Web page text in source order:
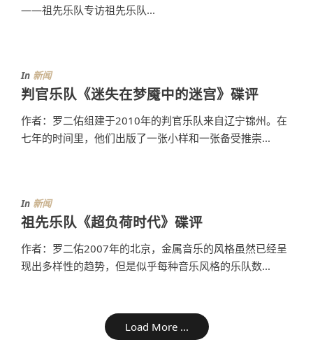
——祖先乐队专访祖先乐队...
In 新闻
判官乐队《迷失在梦魇中的迷宫》碟评
作者：罗二佑组建于2010年的判官乐队来自辽宁锦州。在
七年的时间里，他们出版了一张小样和一张备受推崇...
In 新闻
祖先乐队《超负荷时代》碟评
作者：罗二佑2007年的北京，金属音乐的风格虽然已经呈
现出多样性的趋势，但是似乎每种音乐风格的乐队数...
Load More ...